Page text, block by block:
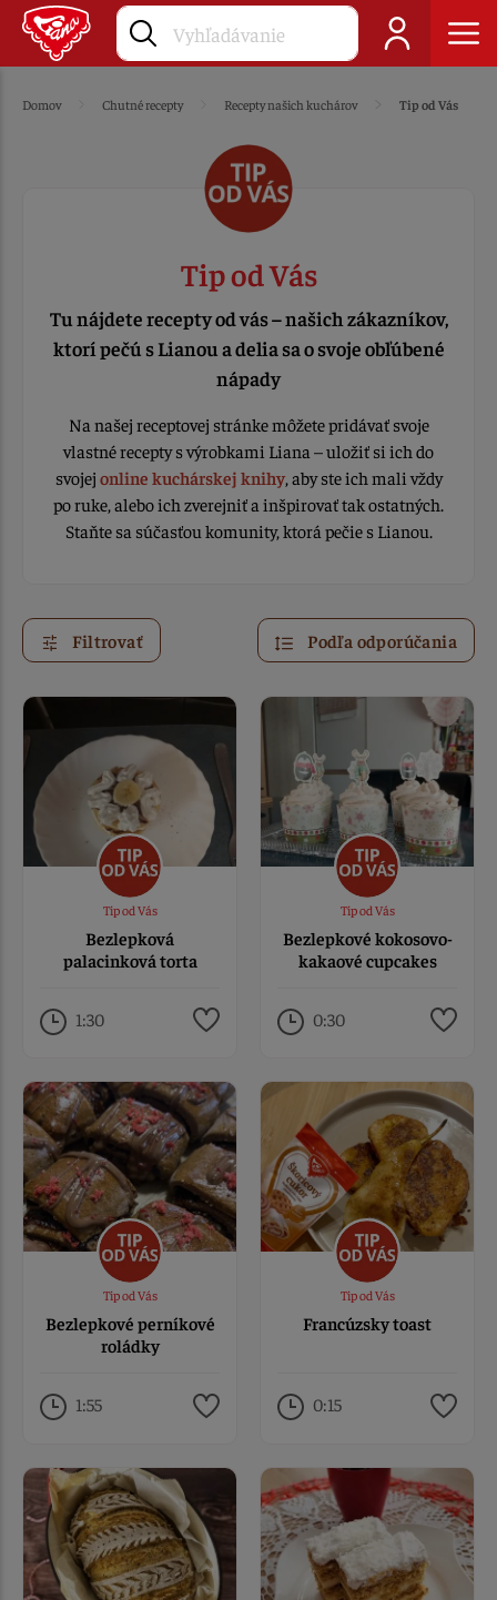
Domov Chutné recepty Recepty našich kuchárov Tip od Vás
Tip od Vás
Tu nájdete recepty od vás – našich zákazníkov,
ktorí pečú s Lianou a delia sa o svoje obľúbené
nápady
Na našej receptovej stránke môžete pridávať svoje
vlastné recepty s výrobkami Liana – uložiť si ich do
svojej online kuchárskej knihy, aby ste ich mali vždy
po ruke, alebo ich zverejniť a inšpirovať tak ostatných.
Staňte sa súčasťou komunity, ktorá pečie s Lianou.
Filtrovať Podľa odporúčania
Tip od Vás
Bezlepková
palacinková torta
1:30
Tip od Vás
Bezlepkové kokosovo-
kakaové cupcakes
0:30
Tip od Vás
Bezlepkové perníkové
roládky
1:55
Tip od Vás
Francúzsky toast
0:15